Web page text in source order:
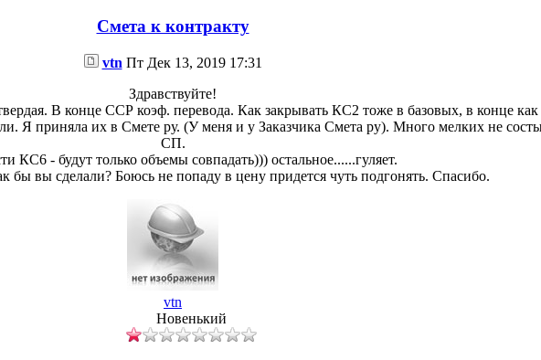
Смета к контракту
vtn Пт Дек 13, 2019 17:31
Здравствуйте!
В конце ССР коэф. перевода. Как закрывать КС2 тоже в базовых, в конце как
Я приняла их в Смете ру. (У меня и у Заказчика Смета ру). Много мелких не
СП.
КС6 - будут только объемы совпадать))) остальное......гуляет.
бы вы сделали? Боюсь не попаду в цену придется чуть подгонять. Спасибо.
vtn
Новенький